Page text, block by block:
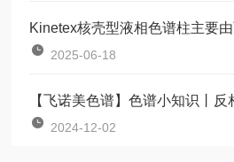
Kinetex核壳型液相色谱柱主要
2025-06-18
2024-12-02